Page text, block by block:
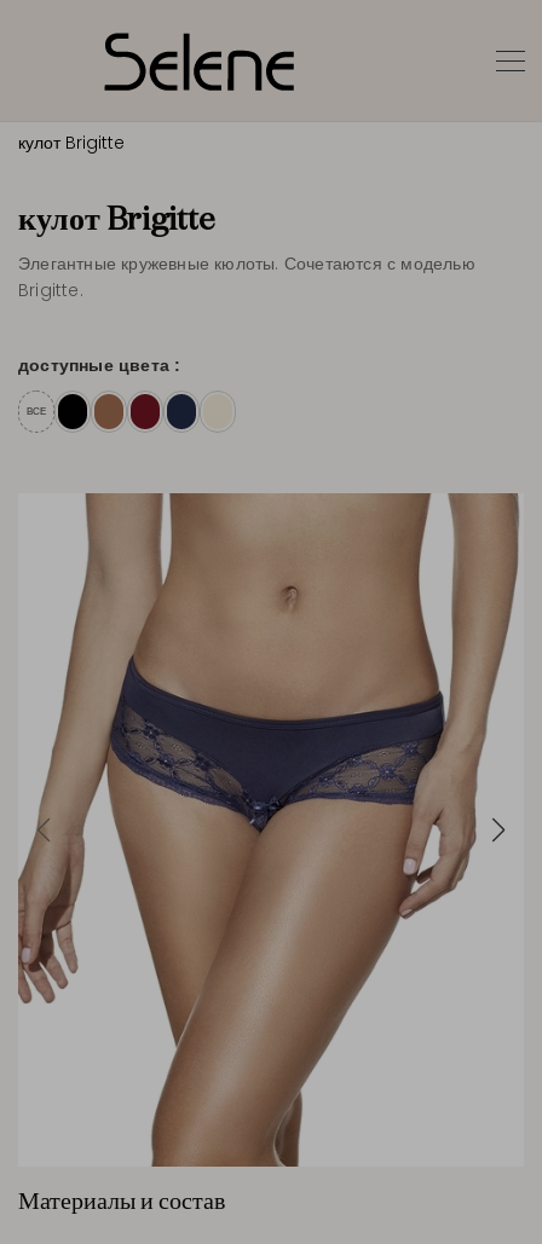
кулот Brigitte
кулот Brigitte
Элегантные кружевные кюлоты. Сочетаются с моделью
Brigitte.
доступные цвета :
ВСЕ
Материалы и состав